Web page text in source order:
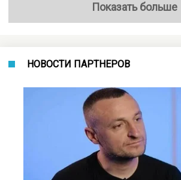
Показать больше
НОВОСТИ ПАРТНЕРОВ